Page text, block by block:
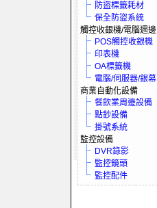
防盜標籤耗材
保全防盜系統
觸控收銀機/電腦週邊
POS觸控收銀機
印表機
OA標籤機
電腦/伺服器/銀幕
商業自動化設備
餐飲業周邊設備
點鈔設備
掛號系統
監控設備
DVR錄影
監控鏡頭
監控配件